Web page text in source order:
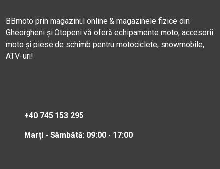
BBmoto prin magazinul online & magazinele fizice din
Gheorgheni și Otopeni vă oferă echipamente moto, accesorii
moto și piese de schimb pentru motociclete, snowmobile,
ATV-uri!
+40 745 153 295
Marți - Sâmbătă: 09:00 - 17:00